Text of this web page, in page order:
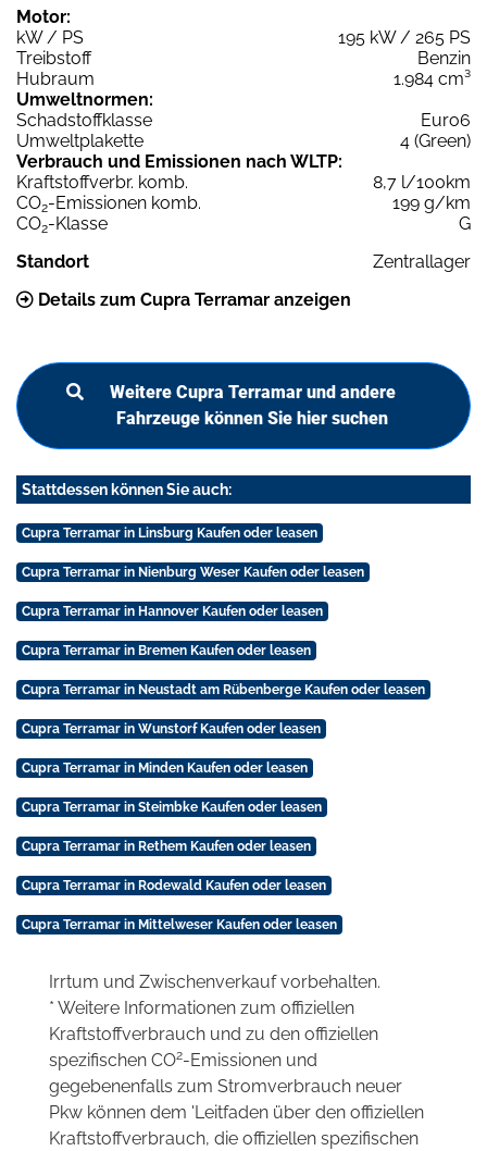
Motor:
kW / PS
195 kW / 265 PS
Treibstoff
Benzin
Hubraum
1.984 cm³
Umweltnormen:
Schadstoffklasse
Euro6
Umweltplakette
4 (Green)
Verbrauch und Emissionen nach WLTP:
Kraftstoffverbr. komb.
8,7 l/100km
CO2-Emissionen komb.
199 g/km
CO2-Klasse
G
Standort
Zentrallager
Details zum Cupra Terramar anzeigen
Weitere Cupra Terramar und andere
Fahrzeuge können Sie hier suchen
Stattdessen können Sie auch:
Cupra Terramar in Linsburg Kaufen oder leasen
Cupra Terramar in Nienburg Weser Kaufen oder leasen
Cupra Terramar in Hannover Kaufen oder leasen
Cupra Terramar in Bremen Kaufen oder leasen
Cupra Terramar in Neustadt am Rübenberge Kaufen oder leasen
Cupra Terramar in Wunstorf Kaufen oder leasen
Cupra Terramar in Minden Kaufen oder leasen
Cupra Terramar in Steimbke Kaufen oder leasen
Cupra Terramar in Rethem Kaufen oder leasen
Cupra Terramar in Rodewald Kaufen oder leasen
Cupra Terramar in Mittelweser Kaufen oder leasen
Irrtum und Zwischenverkauf vorbehalten.
* Weitere Informationen zum offiziellen
Kraftstoffverbrauch und zu den offiziellen
spezifischen CO2-Emissionen und
gegebenenfalls zum Stromverbrauch neuer
Pkw können dem 'Leitfaden über den offiziellen
Kraftstoffverbrauch, die offiziellen spezifischen